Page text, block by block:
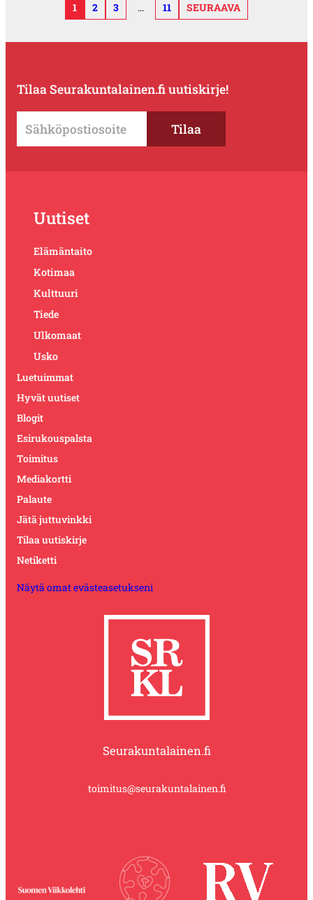
1 2 3 … 11 SEURAAVA
Tilaa Seurakuntalainen.fi uutiskirje!
Uutiset
Elämäntaito
Kotimaa
Kulttuuri
Tiede
Ulkomaat
Usko
Luetuimmat
Hyvät uutiset
Blogit
Esirukouspalsta
Toimitus
Mediakortti
Palaute
Jätä juttuvinkki
Tilaa uutiskirje
Netiketti
Näytä omat evästeasetukseni
Seurakuntalainen.fi
toimitus@seurakuntalainen.fi